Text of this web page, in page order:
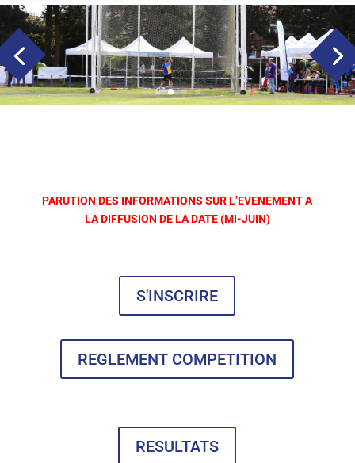
PARUTION DES INFORMATIONS SUR L’EVENEMENT A
LA DIFFUSION DE LA DATE (MI-JUIN)
S'INSCRIRE
REGLEMENT COMPETITION
RESULTATS